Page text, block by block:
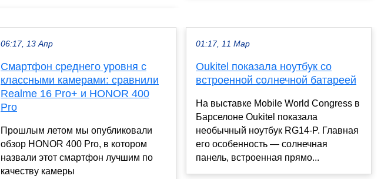
06:17, 13 Апр
Смартфон среднего уровня с
классными камерами: сравнили
Realme 16 Pro+ и HONOR 400
Pro
Прошлым летом мы опубликовали
обзор HONOR 400 Pro, в котором
назвали этот смартфон лучшим по
качеству камеры
01:17, 11 Мар
Oukitel показала ноутбук со
встроенной солнечной батареей
На выставке Mobile World Congress в
Барселоне Oukitel показала
необычный ноутбук RG14-P. Главная
его особенность — солнечная
панель, встроенная прямо...